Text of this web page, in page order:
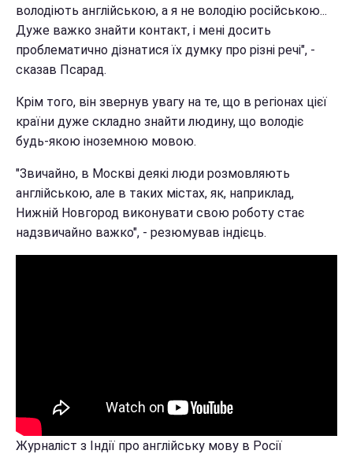
володіють англійською, а я не володію російською...
Дуже важко знайти контакт, і мені досить
проблематично дізнатися їх думку про різні речі", -
сказав Псарад.
Крім того, він звернув увагу на те, що в регіонах цієї
країни дуже складно знайти людину, що володіє
будь-якою іноземною мовою.
"Звичайно, в Москві деякі люди розмовляють
англійською, але в таких містах, як, наприклад,
Нижній Новгород виконувати свою роботу стає
надзвичайно важко", - резюмував індієць.
Журналіст з Індії про англійську мову в Росії